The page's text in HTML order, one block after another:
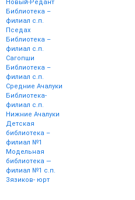
Новый-Редант
Библиотека –
филиал с.п.
Пседах
Библиотека –
филиал с.п.
Сагопши
Библиотека –
филиал с.п.
Средние Ачалуки
Библиотека-
филиал с.п.
Нижние Ачалуки
Детская
библиотека –
филиал №1
Модельная
библиотека —
филиал №1 с.п.
Зязиков- юрт